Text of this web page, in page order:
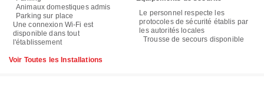
Animaux domestiques admis
Parking sur place
Une connexion Wi-Fi est
disponible dans tout
l'établissement
Le personnel respecte les
protocoles de sécurité établis par
les autorités locales
Trousse de secours disponible
Voir Toutes les Installations